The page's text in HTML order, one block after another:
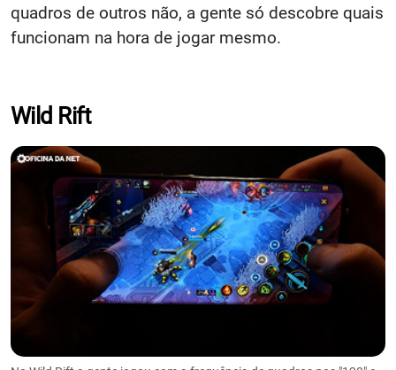
quadros de outros não, a gente só descobre quais
funcionam na hora de jogar mesmo.
Wild Rift